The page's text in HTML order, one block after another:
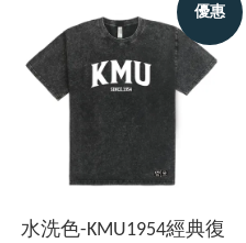
優惠
水洗色-KMU1954經典復